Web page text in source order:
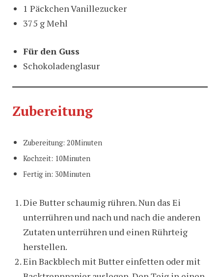
1 Päckchen Vanillezucker
375 g Mehl
Für den Guss
Schokoladenglasur
Zubereitung
Zubereitung: 20Minuten
Kochzeit: 10Minuten
Fertig in: 30Minuten
Die Butter schaumig rühren. Nun das Ei
unterrühren und nach und nach die anderen
Zutaten unterrühren und einen Rührteig
herstellen.
Ein Backblech mit Butter einfetten oder mit